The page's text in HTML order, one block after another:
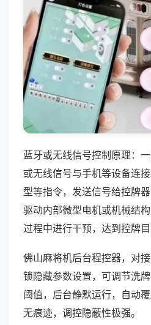
蓝牙或无线信号控制原理：
或无线信号与手机等设备连
型等指令，发送信号给控牌
驱动内部微型电机或机械结
过程中进行干预，达到控牌目
佛山麻将机后台程控器，对
锁隐藏参数设置，可调节洗
阈值，后台静默运行，自动
无痕迹，调控隐蔽性极强。